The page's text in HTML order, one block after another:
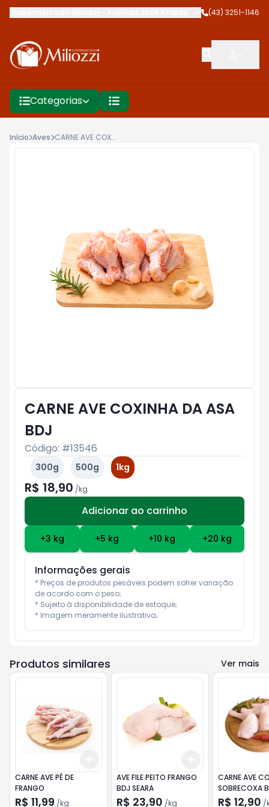
Avenida José Afonso dos Santos,Cambé
(43) 3251-1146
Categorias
Início Aves CARNE AVE COXINHA DA ASA BDJ
CARNE AVE COXINHA DA ASA
BDJ
Código: #13546
300g 500g 1kg
R$ 18,90 /kg
Adicionar ao carrinho
+3 kg +5 kg +10 kg +20 kg
Informações gerais
* Preços de produtos pesáveis podem sofrer variação
de acordo com o peso;
* Sujeito à disponibilidade de estoque;
* Imagem meramente ilustrativa;
Produtos similares Ver mais
CARNE AVE PÉ DE
FRANGO
R$ 11,99 /kg
AVE FILE PEITO FRANGO
BDJ SEARA
R$ 23,90 /kg
CARNE AVE
SOBRECOXA
R$ 12,90 /